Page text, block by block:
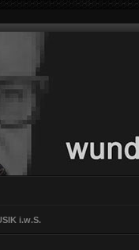
i.w.S.